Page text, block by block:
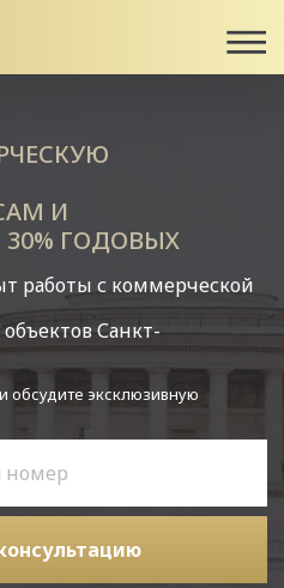
И
ГОДОВЫХ
работы с коммерческой
Санкт-
обсудите эксклюзивную